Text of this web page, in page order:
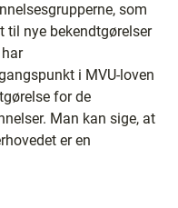
som
til nye bekendtgørelser
i MVU-loven
for de
Man kan sige, at
er en